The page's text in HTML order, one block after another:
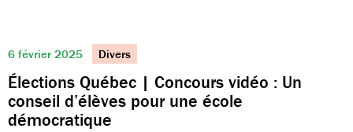
6 février 2025 Divers
Élections Québec | Concours vidéo : Un
conseil d’élèves pour une école
démocratique